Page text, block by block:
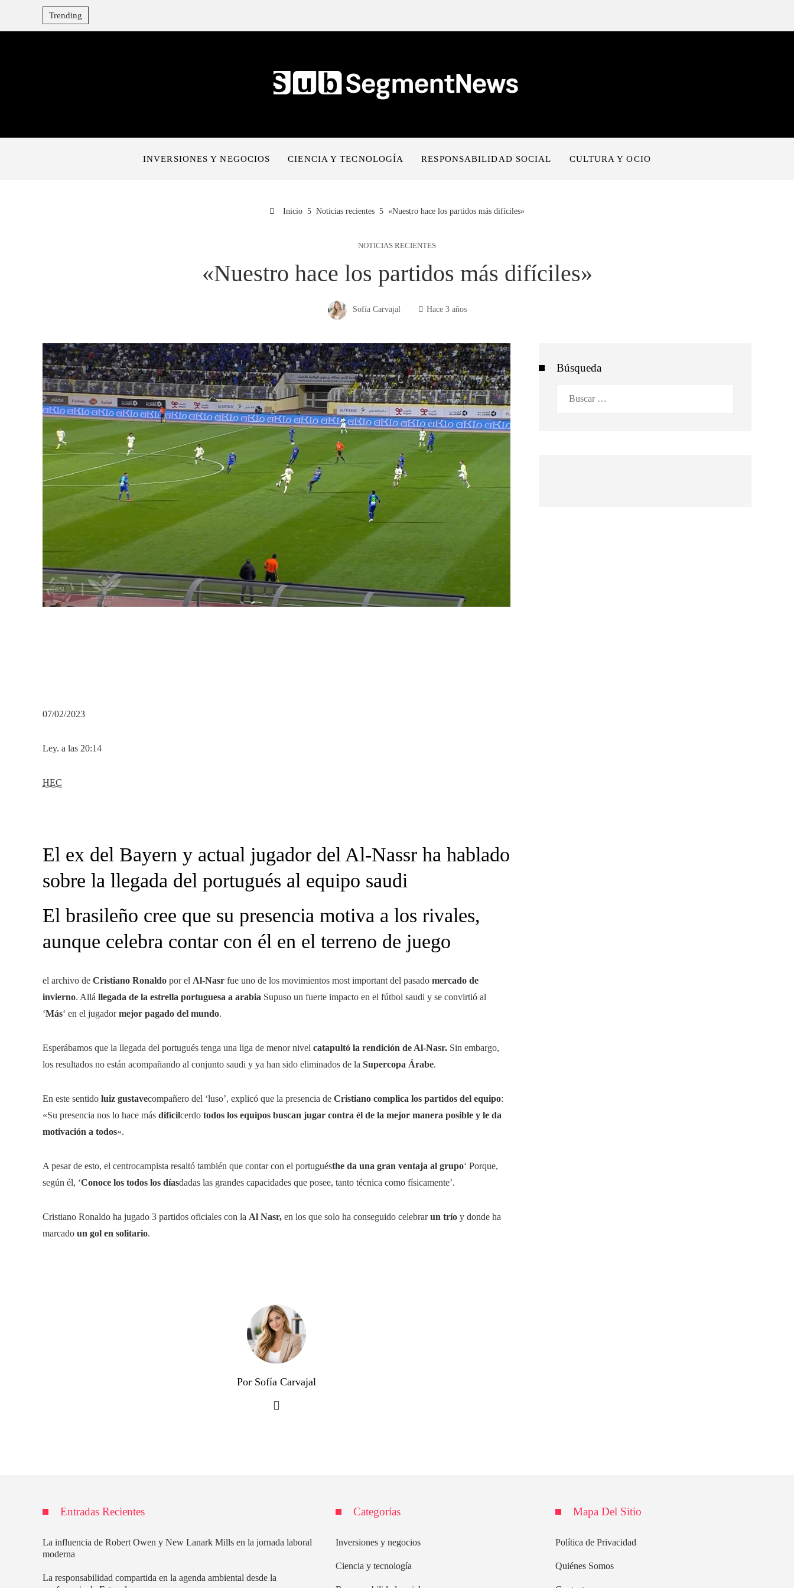
Trending
INVERSIONES Y NEGOCIOS CIENCIA Y TECNOLOGÍA RESPONSABILIDAD SOCIAL CULTURA Y OCIO
Inicio Noticias recientes «Nuestro hace los partidos más difíciles»
NOTICIAS RECIENTES
«Nuestro hace los partidos más difíciles»
Sofía Carvajal Hace 3 años
07/02/2023
Ley. a las 20:14
HEC
El ex del Bayern y actual jugador del Al-Nassr ha hablado
sobre la llegada del portugués al equipo saudi
El brasileño cree que su presencia motiva a los rivales,
aunque celebra contar con él en el terreno de juego
el archivo de Cristiano Ronaldo por el Al-Nasr fue uno de los movimientos most important del pasado mercado de
invierno. Allá llegada de la estrella portuguesa a arabia Supuso un fuerte impacto en el fútbol saudi y se convirtió al
‘Más‘ en el jugadormejor pagado del mundo.
Esperábamos que la llegada del portugués tenga una liga de menor nivel catapultó la rendición de Al-Nasr. Sin embargo,
los resultados no están acompañando al conjunto saudi y ya han sido eliminados de la Supercopa Árabe.
En este sentido luiz gustavecompañero del ‘luso’, explicó que la presencia de Cristiano complica los partidos del equipo:
«Su presencia nos lo hace más difícilcerdo todos los equipos buscan jugar contra él de la mejor manera posible y le da
motivación a todos«.
A pesar de esto, el centrocampista resaltó también que contar con el portuguésthe da una gran ventaja al grupo‘ Porque,
según él, ‘Conoce los todos los díasdadas las grandes capacidades que posee, tanto técnica como físicamente’.
Cristiano Ronaldo ha jugado 3 partidos oficiales con la Al Nasr, en los que solo ha conseguido celebrarun trío y donde ha
marcado un gol en solitario.
Por Sofía Carvajal
Búsqueda
Entradas Recientes
La influencia de Robert Owen y New Lanark Mills en la jornada laboral
moderna
La responsabilidad compartida en la agenda ambiental desde la
Categorías
Inversiones y negocios
Ciencia y tecnología
Mapa Del Sitio
Política de Privacidad
Quiénes Somos